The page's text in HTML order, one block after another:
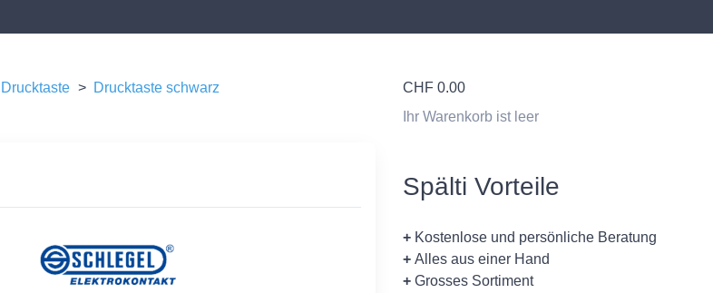
Drucktaste > Drucktaste schwarz CHF 0.00
Ihr Warenkorb ist leer
Spälti Vorteile
+ Kostenlose und persönliche Beratung
+ Alles aus einer Hand
+ Grosses Sortiment